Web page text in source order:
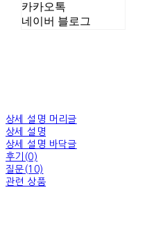
카카오톡
네이버 블로그
상세 설명 머리글
상세 설명
상세 설명 바닥글
후기(0)
질문(10)
관련 상품